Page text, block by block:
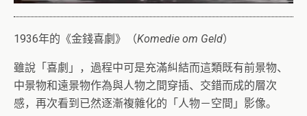
1936年的《金錢喜劇》（Komedie om Geld）
雖說「喜劇」，過程中可是充滿糾結而這類既有前景物、
中景物和遠景物作為與人物之間穿插、交錯而成的層次
感，再次看到已然逐漸複雜化的「人物－空間」影像。